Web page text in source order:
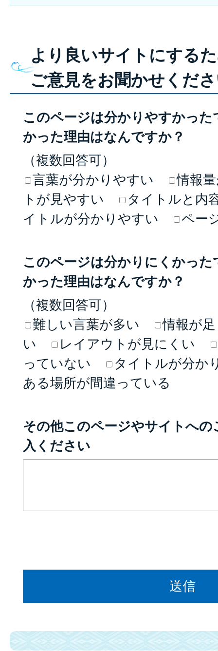
より良いサイトにする
ご意見をお聞かせくだ
このページは分かりやすかっ
かった理由はなんですか？
（複数回答可）
言葉が分かりやすい
情報
トが見やすい
タイトルと内
イトルが分かりやすい
ペー
このページは分かりにくかっ
かった理由はなんですか？
（複数回答可）
難しい言葉が多い
情報が
い
レイアウトが見にくい
っていない
タイトルが分か
ある場所が間違っている
その他このページやサイトへ
入ください